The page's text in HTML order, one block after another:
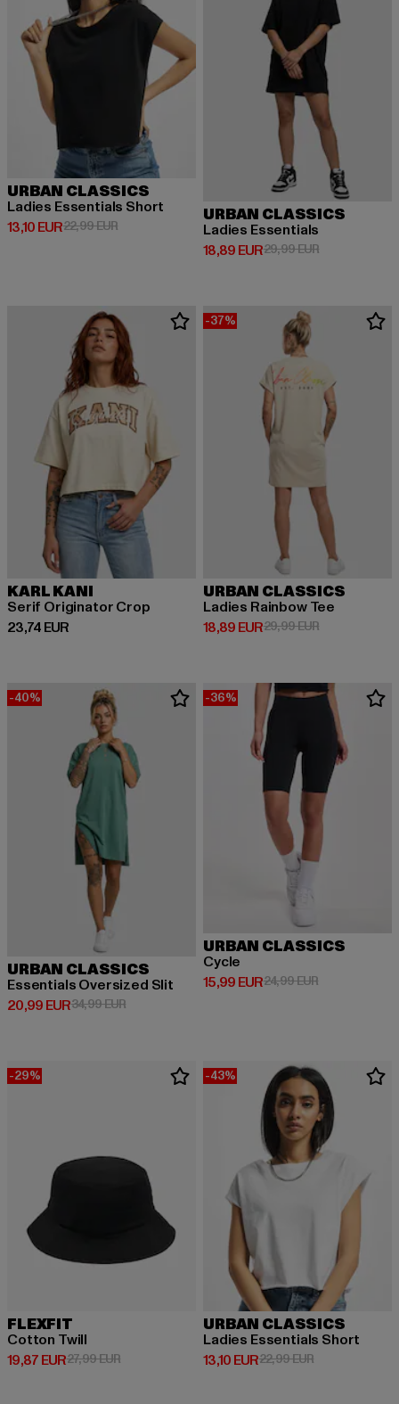
URBAN CLASSICS
Ladies Essentials Short
13,10 EUR
Derzeitiger Preis: 13,10 EUR
22,99 EURAktionspreis: 22,99 EUR
URBAN CLASSICS
Ladies Essentials
18,89 EUR
Derzeitiger Preis: 18,89 EUR
29,99 EURAktionspreis:
KARL KANI
Serif Originator Crop
23,74 EUR
Derzeitiger Preis: 23,74 EUR
-37%
URBAN CLASSICS
Ladies Rainbow Tee
18,89 EUR
Derzeitiger Preis: 18,89 EUR
29,99 EURAktionspreis:
-40%
URBAN CLASSICS
Essentials Oversized Slit
20,99 EUR
Derzeitiger Preis: 20,99 EUR
34,99 EURAktionspreis: 34,99 EUR
-36%
URBAN CLASSICS
Cycle
15,99 EUR
Derzeitiger Preis: 15,99 EUR
24,99 EURAktionspreis:
-29%
FLEXFIT
Cotton Twill
19,87 EUR
Derzeitiger Preis: 19,87 EUR
27,99 EURAktionspreis: 27,99 EUR
-43%
URBAN CLASSICS
Ladies Essentials Short
13,10 EUR
Derzeitiger Preis: 13,10 EUR
22,99 EURAktionspreis: